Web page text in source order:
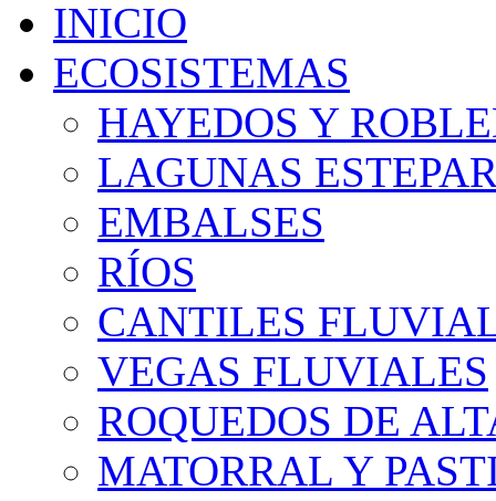
INICIO
ECOSISTEMAS
HAYEDOS Y
LAGUNAS
EMBALSES
RÍOS
CANTILES
VEGAS FLUVIALES
ROQUEDOS DE
MATORRAL Y